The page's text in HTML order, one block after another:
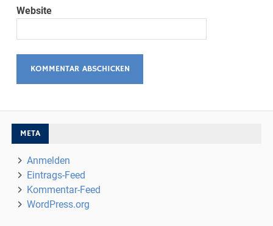
Website
META
Anmelden
Eintrags-Feed
Kommentar-Feed
WordPress.org